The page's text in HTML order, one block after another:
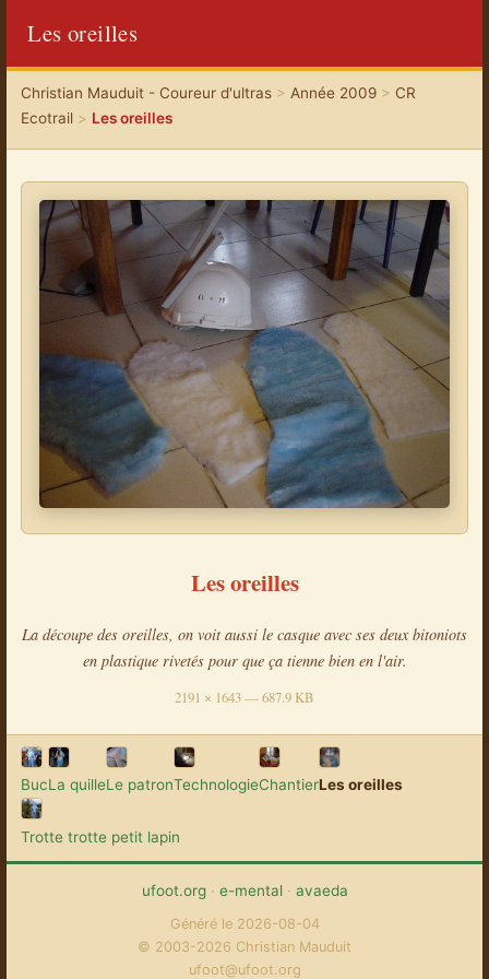
Les oreilles
Christian Mauduit - Coureur d'ultras> Année 2009> CR
Ecotrail> Les oreilles
Les oreilles
La découpe des oreilles, on voit aussi le casque avec ses deux bitoniots
en plastique rivetés pour que ça tienne bien en l'air.
2191 × 1643 — 687.9 KB
BucLa quilleLe patronTechnologieChantierLes oreilles
Trotte trotte petit lapin
ufoot.org· e-mental· avaeda
Généré le 2026-08-04
© 2003-2026 Christian Mauduit
ufoot@ufoot.org